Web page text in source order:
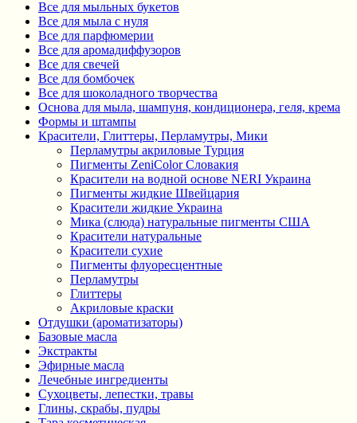
Все для мыльных букетов
Все для мыла с нуля
Все для парфюмерии
Все для аромадиффузоров
Все для свечей
Все для бомбочек
Все для шоколадного творчества
Основа для мыла, шампуня, кондиционера, геля, крема
Формы и штампы
Красители, Глиттеры, Перламутры, Мики
Перламутры акриловые Турция
Пигменты ZeniColor Словакия
Красители на водной основе NERI Украина
Пигменты жидкие Швейцария
Красители жидкие Украина
Мика (слюда) натуральные пигменты США
Красители натуральные
Красители сухие
Пигменты флуоресцентные
Перламутры
Глиттеры
Акриловые краски
Отдушки (ароматизаторы)
Базовые масла
Экстракты
Эфирные масла
Лечебные ингредиенты
Сухоцветы, лепестки, травы
Глины, скрабы, пудры